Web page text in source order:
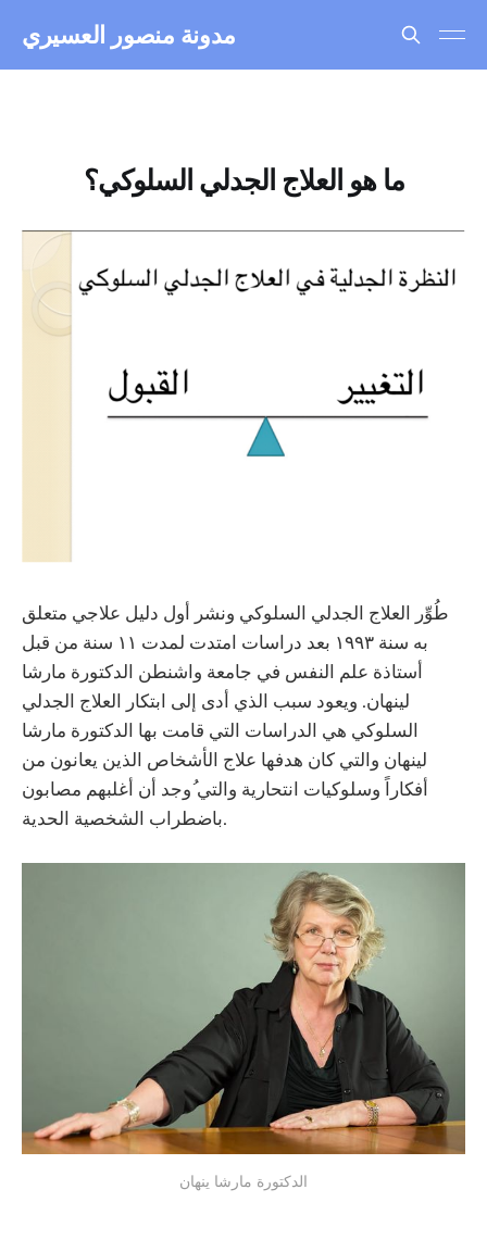
مدونة منصور العسيري
ما هو العلاج الجدلي السلوكي؟
طُوِّر العلاج الجدلي السلوكي ونشر أول دليل علاجي متعلق
به سنة ١٩٩٣ بعد دراسات امتدت لمدت ١١ سنة من قبل
أستاذة علم النفس في جامعة واشنطن الدكتورة مارشا
لينهان. ويعود سبب الذي أدى إلى ابتكار العلاج الجدلي
السلوكي هي الدراسات التي قامت بها الدكتورة مارشا
لينهان والتي كان هدفها علاج الأشخاص الذين يعانون من
أفكاراً وسلوكيات انتحارية والتي ُوجد أن أغلبهم مصابون
باضطراب الشخصية الحدية.
الدكتورة مارشا ينهان